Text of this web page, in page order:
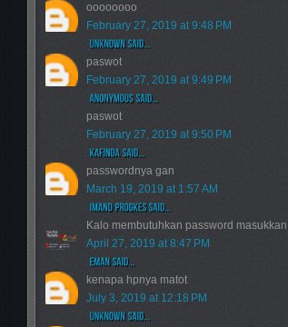
oooooooo
February 27, 2019 at 9:48 PM
paswot
February 27, 2019 at 9:49 PM
paswot
February 27, 2019 at 9:50 PM
passwordnya gan
March 19, 2019 at 1:57 AM
Kalo membutuhkan password
April 27, 2019 at 8:47 PM
kenapa hpnya matot
July 3, 2019 at 12:18 PM